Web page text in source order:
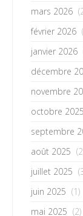
mars 2026
février 2026
janvier 2026
décembre
novembre
octobre 2025
septembre
août 2025
juillet 2025
juin 2025 (1)
mai 2025 (2)